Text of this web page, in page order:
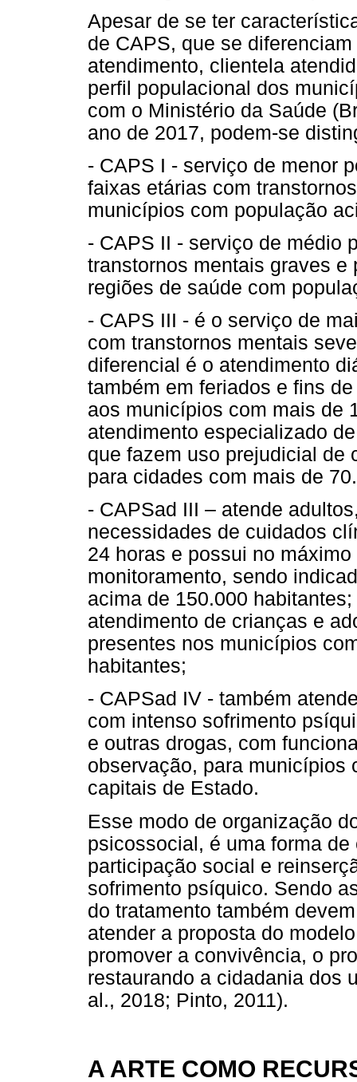
Apesar de se ter
de CAPS, que se
atendimento, clientela
perfil populacional dos
com o Ministério da Saúde
ano de 2017, podem-se
- CAPS I - serviço de menor
faixas etárias com
municípios com população
- CAPS II - serviço de médio
transtornos mentais graves
regiões de saúde com
- CAPS III - é o serviço de
com transtornos mentais
diferencial é o atendimento
também em feriados e fins
aos municípios com mais de
atendimento especializado
que fazem uso prejudicial de
para cidades com mais de
- CAPSad III – atende
necessidades de cuidados
24 horas e possui no
monitoramento, sendo
acima de 150.000
atendimento de crianças e
presentes nos municípios
habitantes;
- CAPSad IV - também
com intenso sofrimento
e outras drogas, com
observação, para municípios
capitais de Estado.
Esse modo de organização
psicossocial, é uma forma
participação social e
sofrimento psíquico. Sendo
do tratamento também
atender a proposta do
promover a convivência, o
restaurando a cidadania dos
al., 2018; Pinto, 2011).
A ARTE COMO